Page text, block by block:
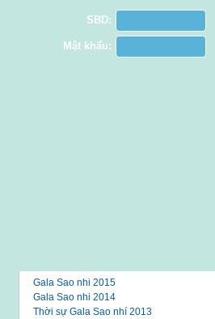
SBD:
Mật khẩu:
Gala Sao nhi 2015
Gala Sao nhi 2014
Thời sự Gala Sao nhí 2013